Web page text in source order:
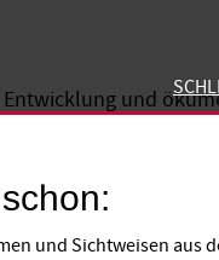
und
und Sichtweisen aus